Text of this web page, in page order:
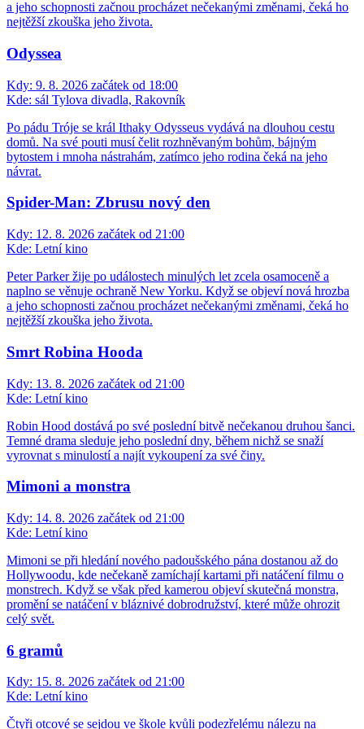
a jeho schopnosti začnou procházet nečekanými změnami, čeká ho
nejtěžší zkouška jeho života.
Odyssea
Kdy: 9. 8. 2026 začátek od 18:00
Kde: sál Tylova divadla, Rakovník
Po pádu Tróje se král Ithaky Odysseus vydává na dlouhou cestu
domů. Na své pouti musí čelit rozhněvaným bohům, bájným
bytostem i mnoha nástrahám, zatímco jeho rodina čeká na jeho
návrat.
Spider-Man: Zbrusu nový den
Kdy: 12. 8. 2026 začátek od 21:00
Kde: Letní kino
Peter Parker žije po událostech minulých let zcela osamoceně a
naplno se věnuje ochraně New Yorku. Když se objeví nová hrozba
a jeho schopnosti začnou procházet nečekanými změnami, čeká ho
nejtěžší zkouška jeho života.
Smrt Robina Hooda
Kdy: 13. 8. 2026 začátek od 21:00
Kde: Letní kino
Robin Hood dostává po své poslední bitvě nečekanou druhou šanci.
Temné drama sleduje jeho poslední dny, během nichž se snaží
vyrovnat s minulostí a najít vykoupení za své činy.
Mimoni a monstra
Kdy: 14. 8. 2026 začátek od 21:00
Kde: Letní kino
Mimoni se při hledání nového padoušského pána dostanou až do
Hollywoodu, kde nečekaně zamíchají kartami při natáčení filmu o
monstrech. Když se však před kamerou objeví skutečná monstra,
promění se natáčení v bláznivé dobrodružství, které může ohrozit
celý svět.
6 gramů
Kdy: 15. 8. 2026 začátek od 21:00
Kde: Letní kino
Čtyři otcové se sejdou ve škole kvůli podezřelému nálezu na